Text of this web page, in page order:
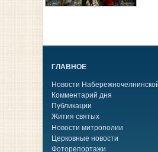
ГЛАВНОЕ
Новости
Комментарий дня
Публикации
Жития святых
Новости митрополии
Церковные новости
Фоторепортажи